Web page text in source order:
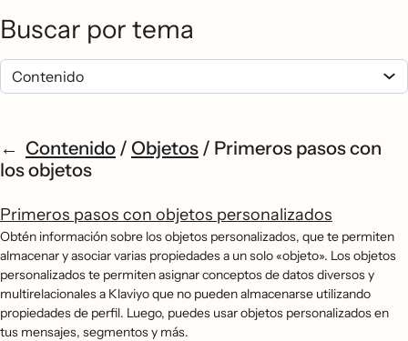
Buscar por tema
Contenido / Objetos / Primeros pasos con
los objetos
Primeros pasos con objetos personalizados
Obtén información sobre los objetos personalizados, que te permiten
almacenar y asociar varias propiedades a un solo «objeto». Los objetos
personalizados te permiten asignar conceptos de datos diversos y
multirelacionales a Klaviyo que no pueden almacenarse utilizando
propiedades de perfil. Luego, puedes usar objetos personalizados en
tus mensajes, segmentos y más.